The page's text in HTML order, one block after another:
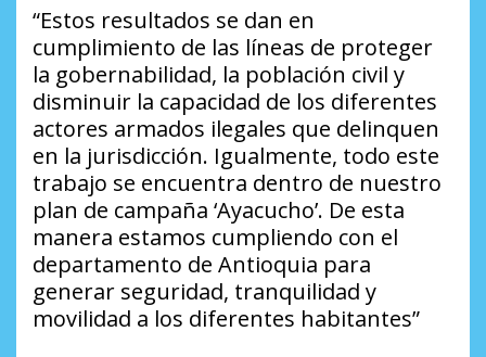
“Estos resultados se dan en
cumplimiento de las líneas de proteger
la gobernabilidad, la población civil y
disminuir la capacidad de los diferentes
actores armados ilegales que delinquen
en la jurisdicción. Igualmente, todo este
trabajo se encuentra dentro de nuestro
plan de campaña ‘Ayacucho’. De esta
manera estamos cumpliendo con el
departamento de Antioquia para
generar seguridad, tranquilidad y
movilidad a los diferentes habitantes”